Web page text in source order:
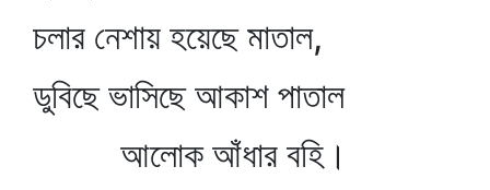
চলার নেশায় হয়েছে মাতাল,
ডুবিছে ভাসিছে আকাশ পাতাল
আলোক আঁধার বহি।